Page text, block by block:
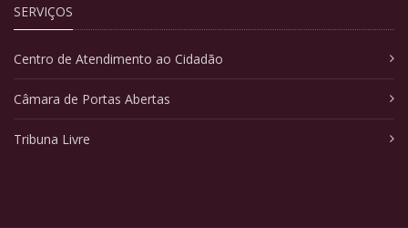
SERVIÇOS
Centro de Atendimento ao Cidadão
Câmara de Portas Abertas
Tribuna Livre